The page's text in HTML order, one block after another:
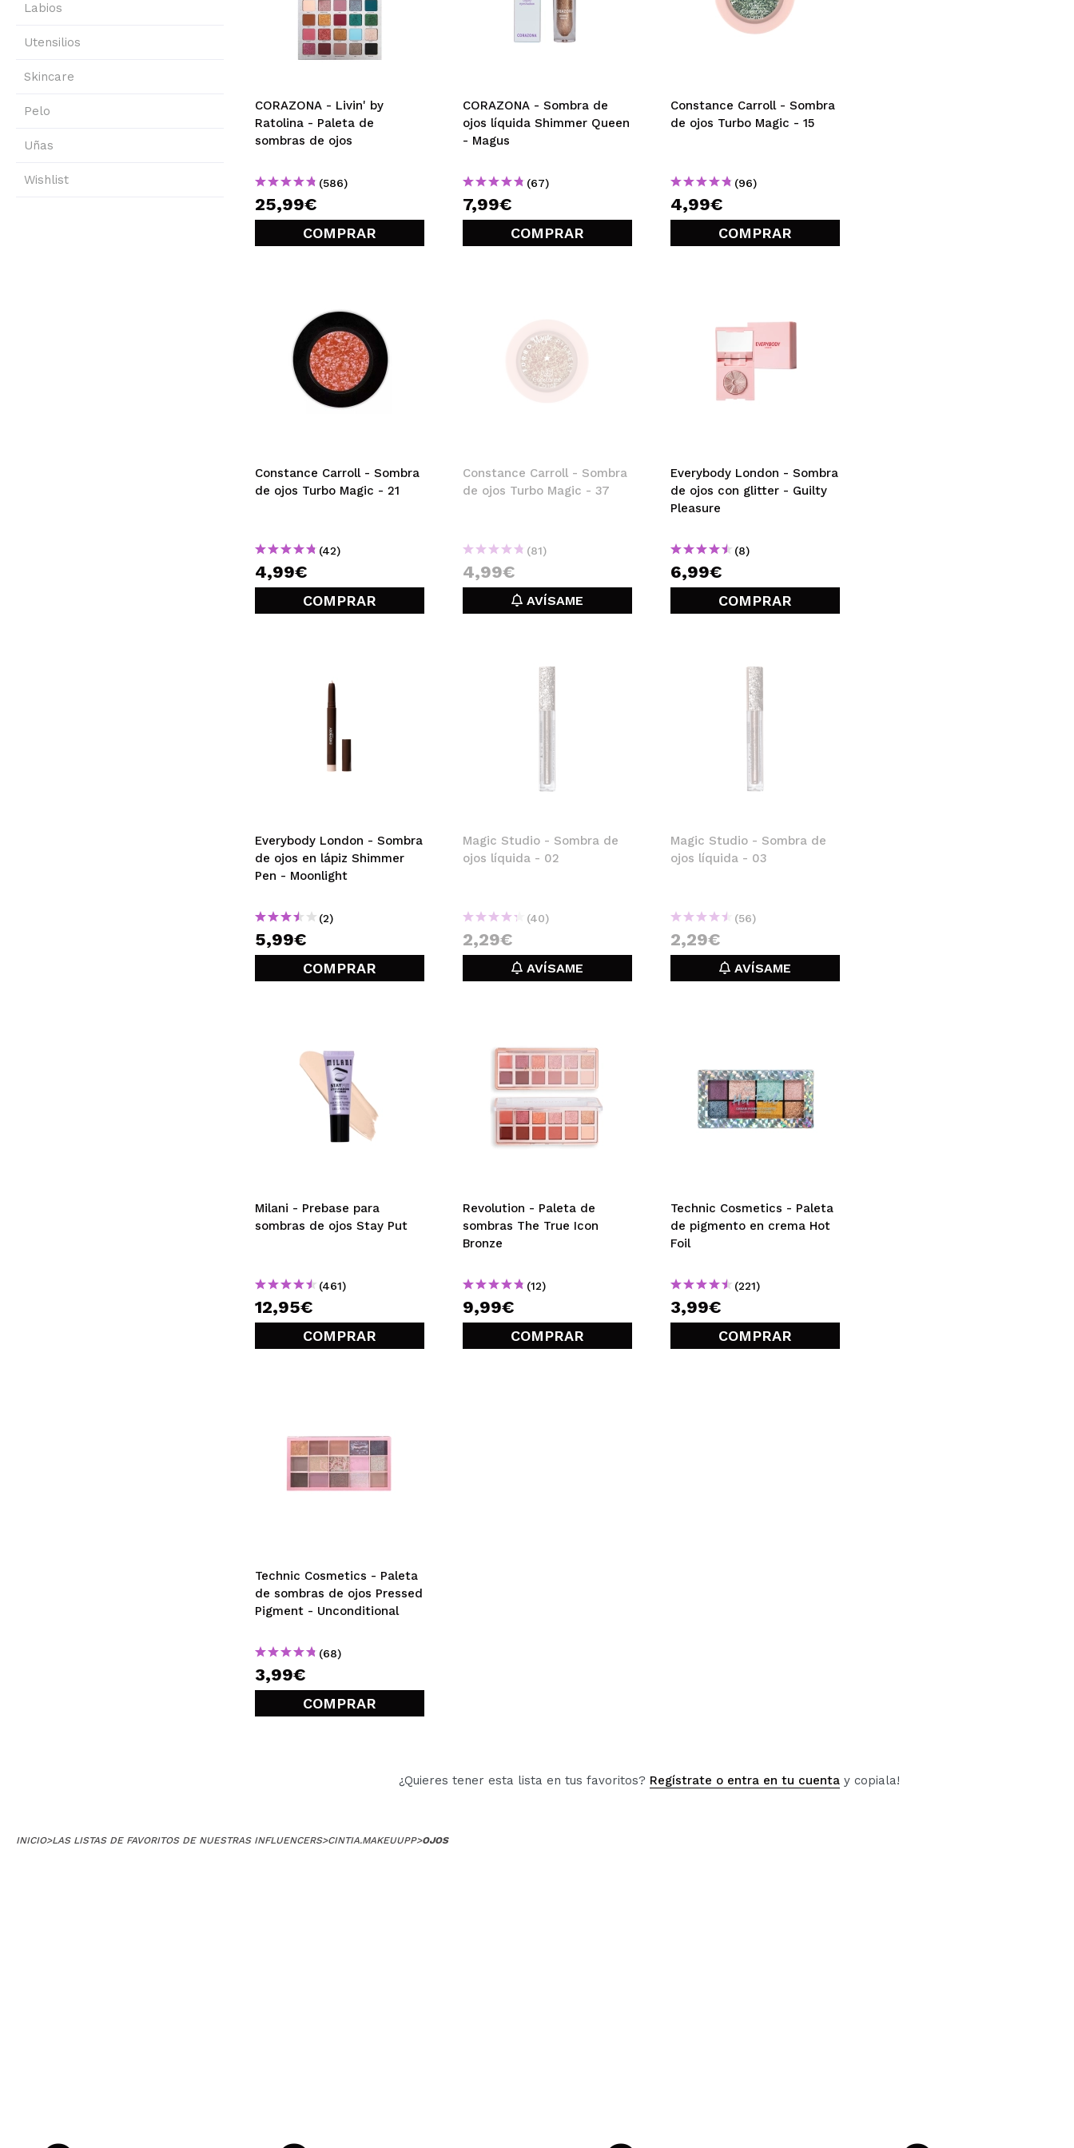
MAQUIFARMA
KOREA ZONE
TRAVEL SIZE
NATURE
Labios
Utensilios
Skincare
Pelo
Uñas
Wishlist
CORAZONA - Livin' by
Ratolina - Paleta de
sombras de ojos
(586)
25,99€
COMPRAR
CORAZONA - Sombra de
ojos líquida Shimmer Queen
- Magus
(67)
7,99€
COMPRAR
Constance Carroll - Sombra
de ojos Turbo Magic - 15
(96)
4,99€
COMPRAR
Constance Carroll - Sombra
de ojos Turbo Magic - 21
(42)
4,99€
COMPRAR
Constance Carroll - Sombra
de ojos Turbo Magic - 37
(81)
4,99€
AVÍSAME
Everybody London - Sombra
de ojos con glitter - Guilty
Pleasure
(8)
6,99€
COMPRAR
Everybody London - Sombra
de ojos en lápiz Shimmer
Pen - Moonlight
(2)
5,99€
COMPRAR
Magic Studio - Sombra de
ojos líquida - 02
(40)
2,29€
AVÍSAME
Magic Studio - Sombra de
ojos líquida - 03
(56)
2,29€
AVÍSAME
Milani - Prebase para
sombras de ojos Stay Put
(461)
12,95€
COMPRAR
Revolution - Paleta de
sombras The True Icon
Bronze
(12)
9,99€
COMPRAR
Technic Cosmetics - Paleta
de pigmento en crema Hot
Foil
(221)
3,99€
COMPRAR
Technic Cosmetics - Paleta
de sombras de ojos Pressed
Pigment - Unconditional
(68)
3,99€
COMPRAR
¿Quieres tener esta lista en tus favoritos? Regístrate o entra en tu cuentay copiala!
INICIO>LAS LISTAS DE FAVORITOS DE NUESTRAS INFLUENCERS>CINTIA.MAKEUUPP>OJOS